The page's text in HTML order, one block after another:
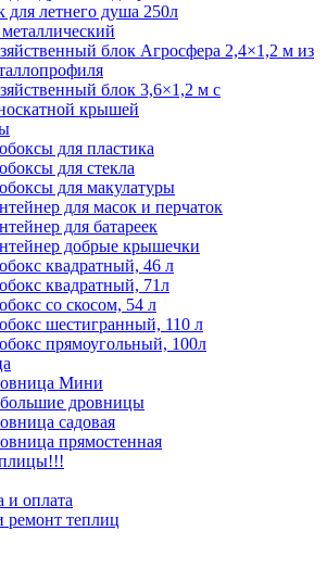
для летнего душа 250л
блок Агросфера 2,4×1,2 м из
блок 3,6×1,2 м с
крышей
для пластика
для стекла
для макулатуры
для масок и перчаток
для батареек
добрые крышечки
квадратный, 46 л
квадратный, 71л
со скосом, 54 л
шестигранный, 110 л
прямоугольный, 100л
Мини
дровницы
садовая
прямостенная
и оплата
ремонт теплиц